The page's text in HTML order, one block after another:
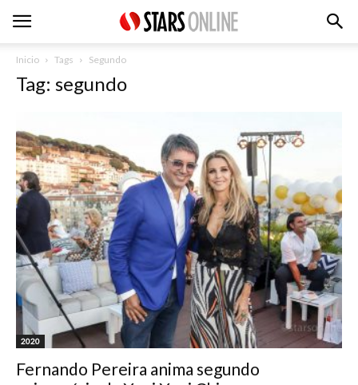
Inicio Tags Segundo
Tag: segundo
2020
Fernando Pereira anima segundo